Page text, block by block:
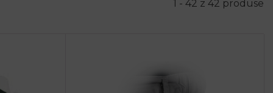
1 - 42 z 42 produse